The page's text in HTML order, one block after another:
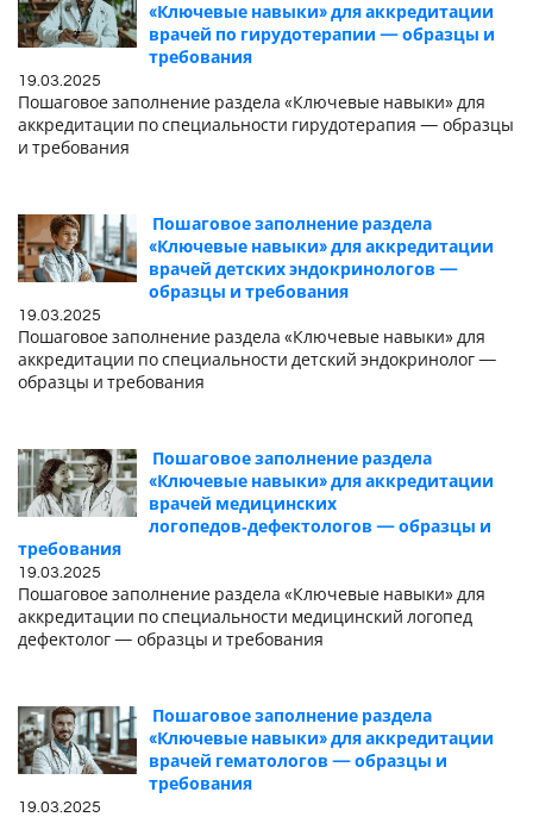
«Ключевые навыки» для аккредитации
врачей по гирудотерапии — образцы и
требования
19.03.2025
Пошаговое заполнение раздела «Ключевые навыки» для
аккредитации по специальности гирудотерапия — образцы
и требования
Пошаговое заполнение раздела
«Ключевые навыки» для аккредитации
врачей детских эндокринологов —
образцы и требования
19.03.2025
Пошаговое заполнение раздела «Ключевые навыки» для
аккредитации по специальности детский эндокринолог —
образцы и требования
Пошаговое заполнение раздела
«Ключевые навыки» для аккредитации
врачей медицинских
логопедов‑дефектологов — образцы и
требования
19.03.2025
Пошаговое заполнение раздела «Ключевые навыки» для
аккредитации по специальности медицинский логопед
дефектолог — образцы и требования
Пошаговое заполнение раздела
«Ключевые навыки» для аккредитации
врачей гематологов — образцы и
требования
19.03.2025